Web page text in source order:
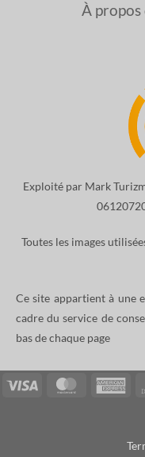
À
Exploité par Mark
Toutes les images
Ce site appartient à une
cadre du service de
bas de chaque page
Visa MasterCard